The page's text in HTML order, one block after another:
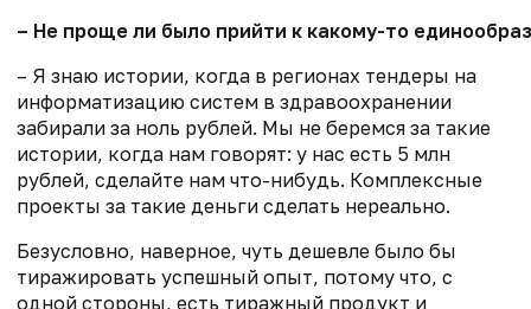
­– Не проще ли было прийти к какому-то
– Я знаю истории, когда в регионах тендеры на
информатизацию систем в здравоохранении
забирали за ноль рублей. Мы не беремся за такие
истории, когда нам говорят: у нас есть 5 млн
рублей, сделайте нам что-нибудь. Комплексные
проекты за такие деньги сделать нереально.
Безусловно, наверное, чуть дешевле было бы
тиражировать успешный опыт, потому что, с
одной стороны, есть тиражный продукт и